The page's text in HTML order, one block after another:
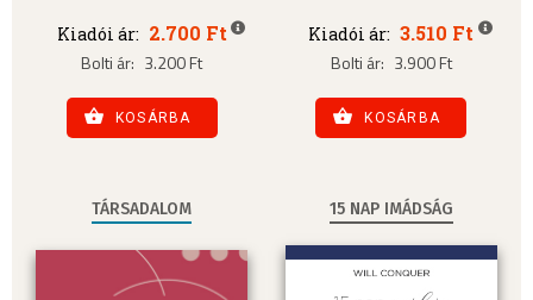
Kiadói ár: 2.700 Ft
Bolti ár: 3.200 Ft
KOSÁRBA
Kiadói ár: 3.510 Ft
Bolti ár: 3.900 Ft
KOSÁRBA
TÁRSADALOM 15 NAP IMÁDSÁG